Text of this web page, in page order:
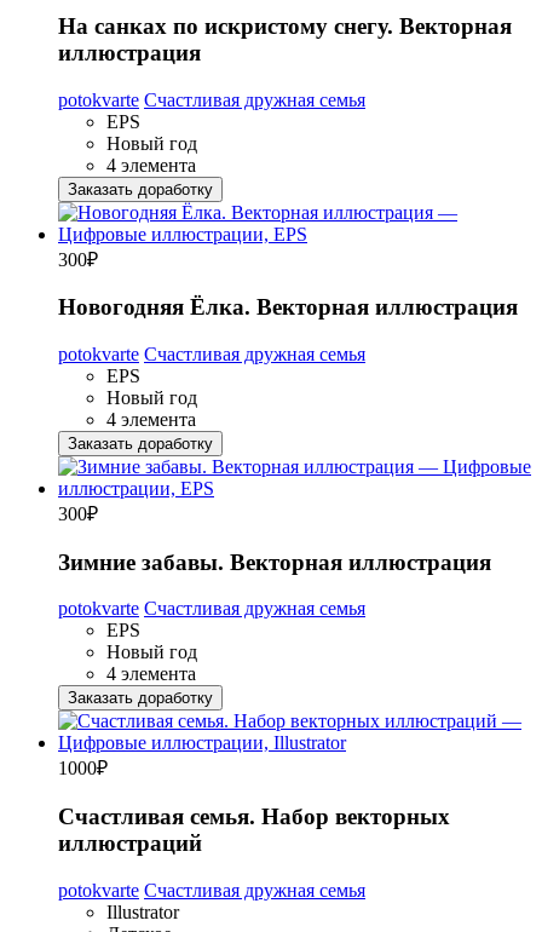
На санках по искристому снегу. Векторная
иллюстрация
potokvarte Счастливая дружная семья
EPS
Новый год
4 элемента
Заказать доработку
300₽
Новогодняя Ёлка. Векторная иллюстрация
potokvarte Счастливая дружная семья
EPS
Новый год
4 элемента
Заказать доработку
300₽
Зимние забавы. Векторная иллюстрация
potokvarte Счастливая дружная семья
EPS
Новый год
4 элемента
Заказать доработку
1000₽
Счастливая семья. Набор векторных
иллюстраций
potokvarte Счастливая дружная семья
Illustrator